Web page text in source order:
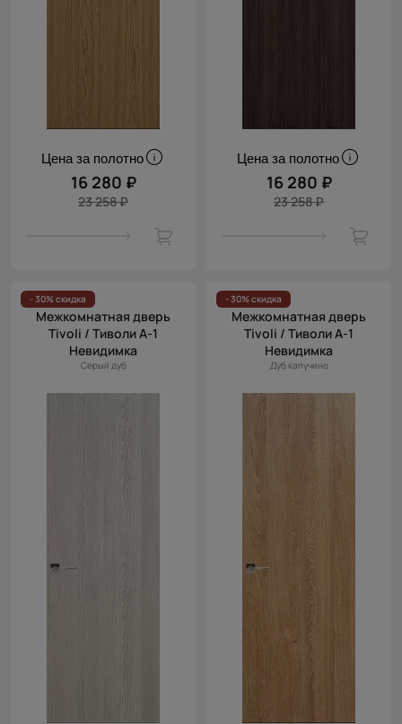
Цена за полотно
16 280 ₽
23 258 ₽
Цена за полотно
16 280 ₽
23 258 ₽
- 30% скидка
Межкомнатная дверь
Tivoli / Тиволи А-1
Невидимка
Серый дуб
- 30% скидка
Межкомнатная дверь
Tivoli / Тиволи А-1
Невидимка
Дуб капучино